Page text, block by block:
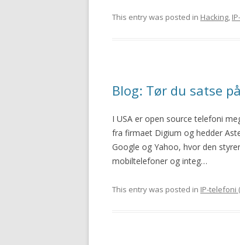
This entry was posted in Hacking,
Blog: Tør du satse
I USA er open source telefoni
fra firmaet Digium og hedder
Google og Yahoo, hvor den
mobiltelefoner og integ…
This entry was posted in IP-telefoni